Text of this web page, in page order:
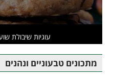
עוגיות שיבולת
מתכונים טבעוניים ונהנים